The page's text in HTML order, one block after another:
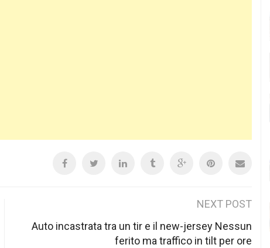
NEXT POST
Auto incastrata tra un tir e il new-jersey Nessun
ferito ma traffico in tilt per ore